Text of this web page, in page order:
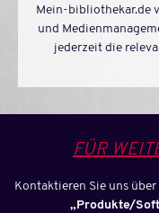
Mein-bibliothekar.de
und
jederzeit die
FÜR
Kontaktieren Sie uns
„Produkte/